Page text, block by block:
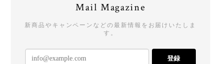
Mail Magazine
新商品やキャンペーンなどの最新情報をお届けいたしま
す。
登録